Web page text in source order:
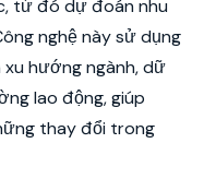
từ đó dự đoán nhu
nghệ này sử dụng
hướng ngành, dữ
lao động, giúp
thay đổi trong